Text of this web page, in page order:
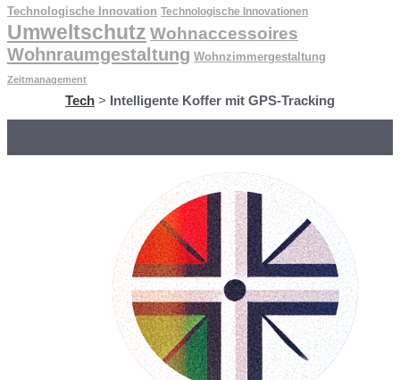
Technologische Innovation Technologische Innovationen
Umweltschutz Wohnaccessoires
Wohnraumgestaltung Wohnzimmergestaltung
Zeitmanagement
Tech > Intelligente Koffer mit GPS-Tracking